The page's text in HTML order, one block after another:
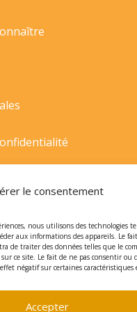
le consentement
nous utilisons des technologies
aux informations des appareils. Le
de traiter des données telles que le
ce site. Le fait de ne pas consentir ou
négatif sur certaines caractéristiques
Accepter